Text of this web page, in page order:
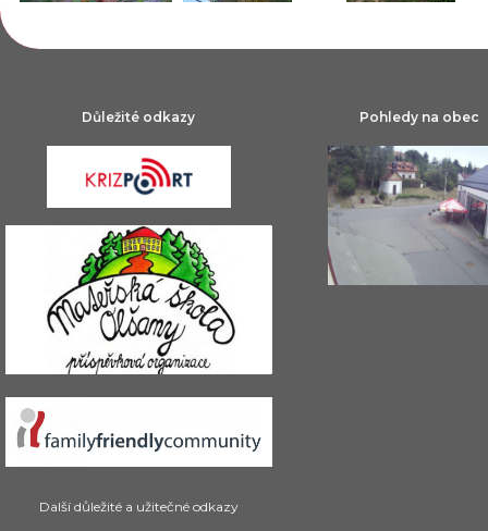
Důležité odkazy
Další důležité a užitečné odkazy
Pohledy na obec